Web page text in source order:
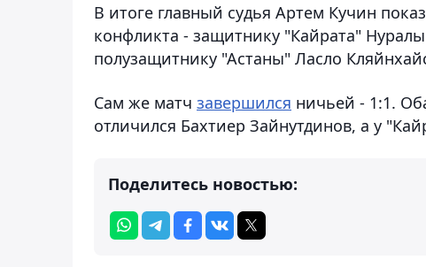
В итоге главный судья Артем Кучин
конфликта - защитнику "Кайрата"
полузащитнику "Астаны" Ласло
Сам же матч завершился ничьей - 1:1.
отличился Бахтиер Зайнутдинов, а у
Поделитесь новостью: